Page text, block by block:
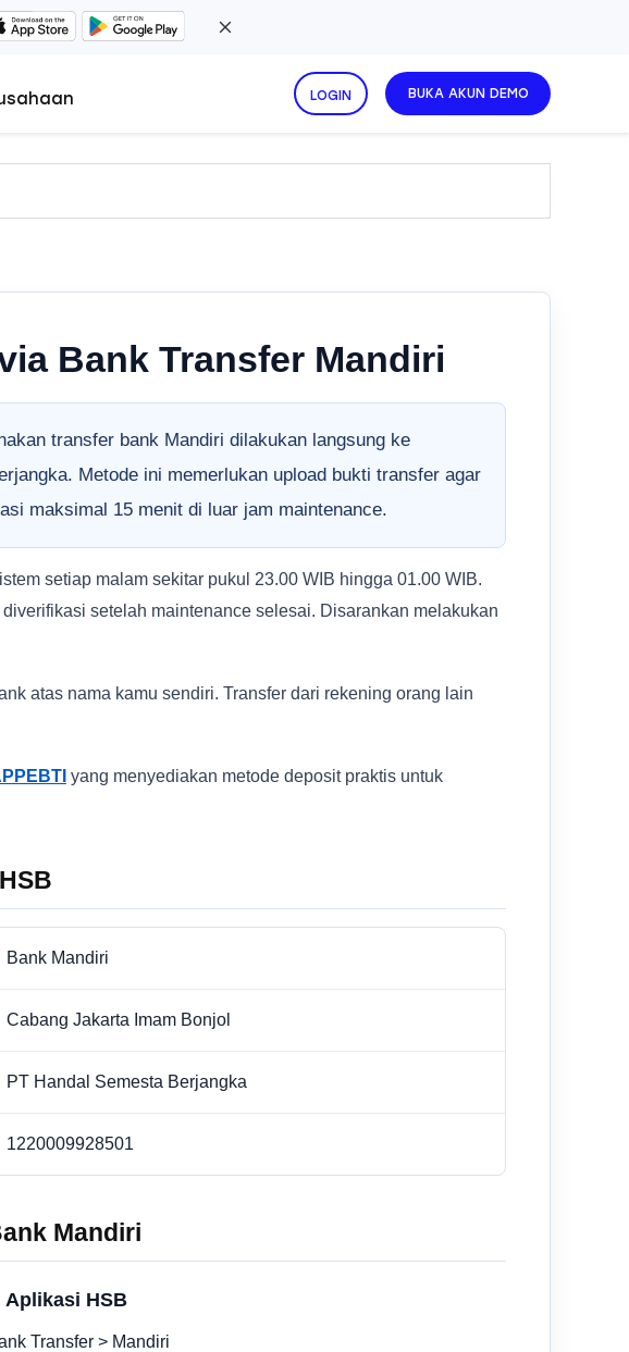
LOGIN BUKA AKUN DEMO
Bank Transfer Mandiri
transfer bank Mandiri dilakukan langsung ke
Metode ini memerlukan upload bukti transfer agar
maksimal 15 menit di luar jam maintenance.
setiap malam sekitar pukul 23.00 WIB hingga 01.00 WIB.
setelah maintenance selesai. Disarankan melakukan
atas nama kamu sendiri. Transfer dari rekening orang lain
yang menyediakan metode deposit praktis untuk
Bank Mandiri
Cabang Jakarta Imam Bonjol
PT Handal Semesta Berjangka
1220009928501
Mandiri
HSB
Transfer > Mandiri